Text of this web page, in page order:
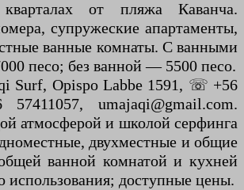
от пляжа Каванча.
супружеские апартаменты,
ванные комнаты. С ванными
песо; без ванной — 5500 песо.
Surf, Opispo Labbe 1591, ☏ +56
57411057, umajaqi@gmail.com.
атмосферой и школой серфинга
двухместные и общие
ванной комнатой и кухней
использования; доступные цены.